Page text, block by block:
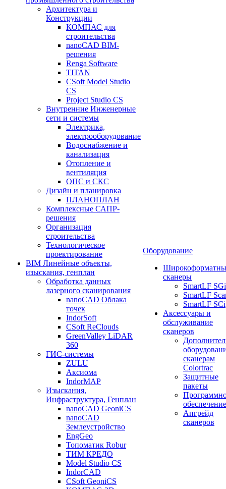
Архитектура и
Конструкции
КОМПАС для
строительства
nanoCAD BIM-
решения
Renga Software
TITAN
CSoft Model Studio
CS
Project Studio CS
Внутренние Инженерные
сети и системы
Электрика,
электрооборудование
Водоснабжение и
канализация
Отопление и
вентиляция
ОПС и СКС
Дизайн и планировка
ПЛАНОПЛАН
Комплексные САПР-
решения
Организация
строительства
Технологическое
проектирование
BIM Линейные объекты,
изыскания, генплан
Обработка данных
лазерного сканирования
nanoCAD Облака
точек
IndorSoft
CSoft ReClouds
GreenValley LiDAR
360
ГИС-системы
ZULU
Аксиома
IndorMAP
Изыскания,
Инфраструктура, Генплан
nanoCAD GeoniCS
nanoCAD
Землеустройство
EngGeo
Топоматик Robur
ТИМ КРЕДО
Model Studio CS
IndorCAD
CSoft GeoniCS
Оборудование
сканеры
SmartLF SGi
SmartLF
SmartLF SCi
Аксессуары и
обслуживание
сканеров
сканерам
Colortrac
Защитные
пакеты
обеспечение
Апгрейд
сканеров